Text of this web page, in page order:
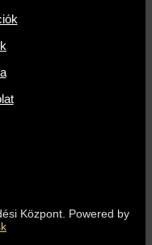
Központ. Powered by